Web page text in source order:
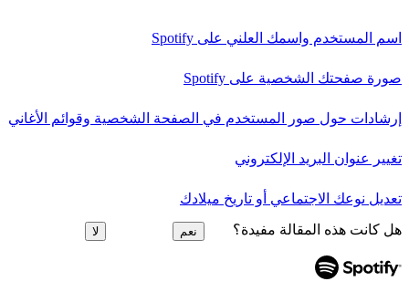
اسم المستخدم واسمك العلني على Spotify
صورة صفحتك الشخصية على Spotify
إرشادات حول صور المستخدم في الصفحة الشخصية وقوائم الأغاني
تغيير عنوان البريد الإلكتروني
تعديل نوعك الاجتماعي أو تاريخ ميلادك
هل كانت هذه المقالة مفيدة؟ نعم لا